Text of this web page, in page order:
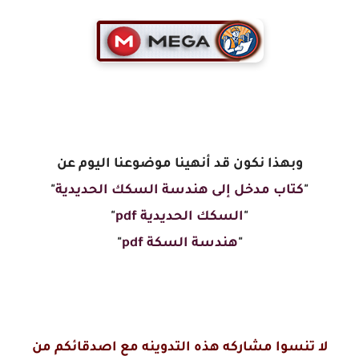
وبهذا نكون قد أنهينا موضوعنا اليوم عن
"كتاب مدخل إلى هندسة السكك الحديدية"
"السكك الحديدية pdf
"
"هندسة السكة pdf "
لا تنسوا مشاركه هذه التدوينه مع اصدقائكم من